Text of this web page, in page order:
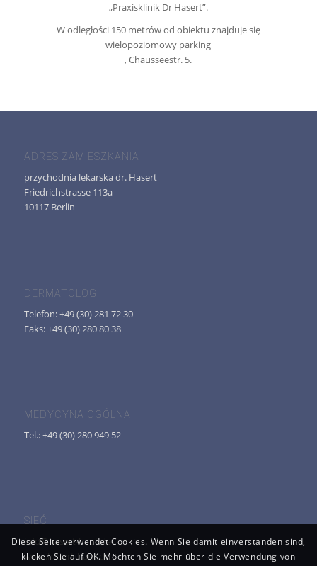
„Praxisklinik Dr Hasert”.
W odległości 150 metrów od obiektu znajduje się
wielopoziomowy parking
, Chausseestr. 5.
ADRES ZAMIESZKANIA
przychodnia lekarska dr. Hasert
Friedrichstrasse 113a
10117 Berlin
DERMATOLOG
Telefon: +49 (30) 281 72 30
Faks: +49 (30) 280 80 38
MEDYCYNA OGÓLNA
Tel.: +49 (30) 280 949 52
SIEĆ
info@hasert-haut.de
www.hasert-haut.de
Diese Seite verwendet Cookies. Wenn Sie damit einverstanden sind,
klicken Sie auf OK. Möchten Sie mehr über die Verwendung von